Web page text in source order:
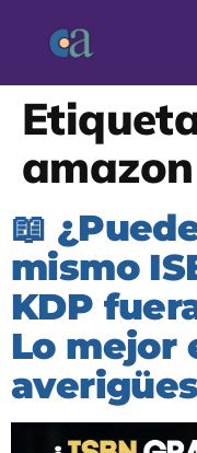
📖
mismo
KDP
Lo mejor